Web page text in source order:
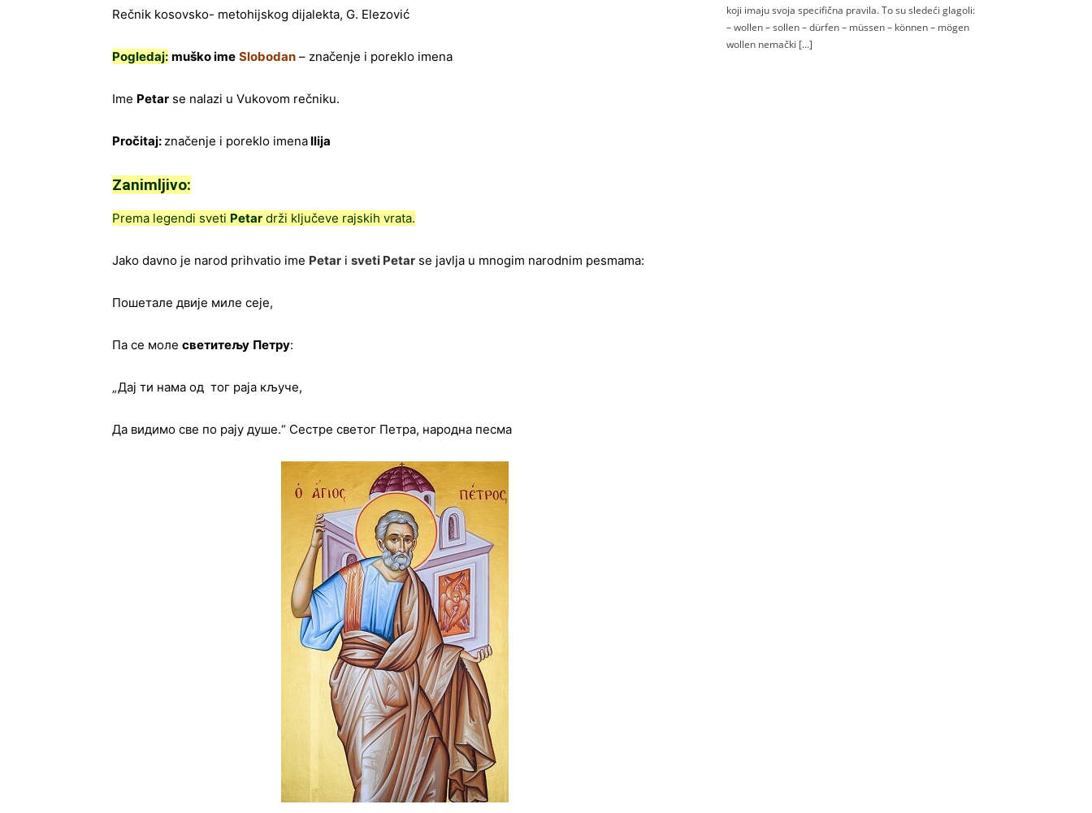
Rečnik kosovsko- metohijskog dijalekta, G. Elezović
Pogledaj: muško ime Slobodan – značenje i poreklo imena
Ime Petar se nalazi u Vukovom rečniku.
Pročitaj: značenje i poreklo imena Ilija
Zanimljivo:
Prema legendi sveti Petar drži ključeve rajskih vrata.
Jako davno je narod prihvatio ime Petar i sveti Petar se javlja u mnogim narodnim pesmama:
Пошетале двије миле сеје,
Па се моле светитељу Петру:
„Дај ти нама од тог раја кључе,
Да видимо све по рају душе.“ Сестре светог Петра, народна песма
koji imaju svoja specifična pravila. To su sledeći glagoli:
– wollen – sollen – dürfen – müssen – können – mögen
wollen nemački […]